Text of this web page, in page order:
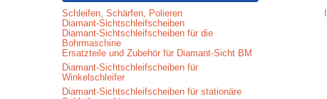
Schleifen, Schärfen, Polieren
Diamant-Sichtschleifscheiben
Diamant-Sichtschleifscheiben für die
Bohrmaschine
Ersatzteile und Zubehör für Diamant-Sicht BM
Diamant-Sichtschleifscheiben für
Winkelschleifer
Diamant-Sichtschleifscheiben für stationäre